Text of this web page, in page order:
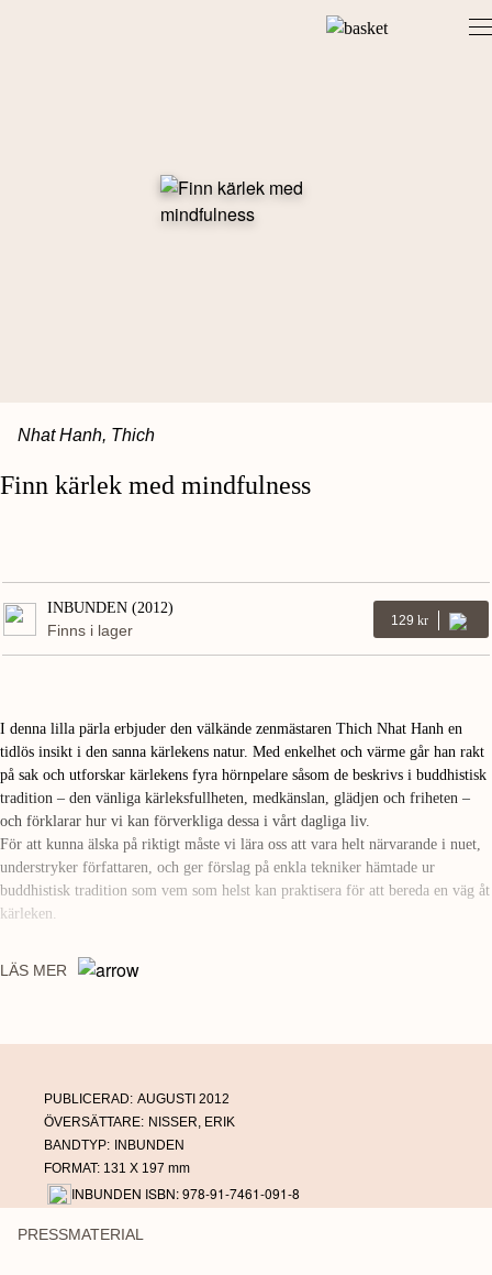
Nhat Hanh, Thich
Finn kärlek med mindfulness
INBUNDEN (2012)
Finns i lager
129 Kr
I denna lilla pärla erbjuder den välkände zenmästaren Thich Nhat Hanh en
tidlös insikt i den sanna kärlekens natur. Med enkelhet och värme går han rakt
på sak och utforskar kärlekens fyra hörnpelare såsom de beskrivs i buddhistisk
tradition – den vänliga kärleksfullheten, medkänslan, glädjen och friheten –
och förklarar hur vi kan förverkliga dessa i vårt dagliga liv.
För att kunna älska på riktigt måste vi lära oss att vara helt närvarande i nuet,
understryker författaren, och ger förslag på enkla tekniker hämtade ur
buddhistisk tradition som vem som helst kan praktisera för att bereda en väg åt
kärleken.
den uppskattadeMindfulness ögonblickens under
King nominerade honom till Nobels fredspris 1967.
LÄS MER
PUBLICERAD: AUGUSTI 2012
ÖVERSÄTTARE: NISSER, ERIK
BANDTYP:
INBUNDEN
FORMAT: 131 X 197 mm
INBUNDEN ISBN: 978-91-7461-091-8
PRESSMATERIAL